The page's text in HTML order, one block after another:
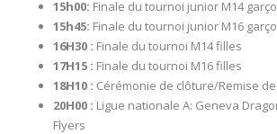
15h00: Finale du tournoi junior M14
15h45: Finale du tournoi junior M16
16H30 : Finale du tournoi M14 filles
17H15 : Finale du tournoi M16 filles
18H10 : Cérémonie de clôture/Remise
20H00 : Ligue nationale A: Geneva
Flyers